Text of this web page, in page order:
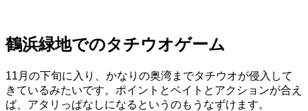
鶴浜緑地でのタチウオゲーム
11月の下旬に入り、かなりの奥湾までタチウオが侵入して
きているみたいです。ポイントとベイトとアクションが合え
ば、アタリっぱなしになるというのもうなずけます。